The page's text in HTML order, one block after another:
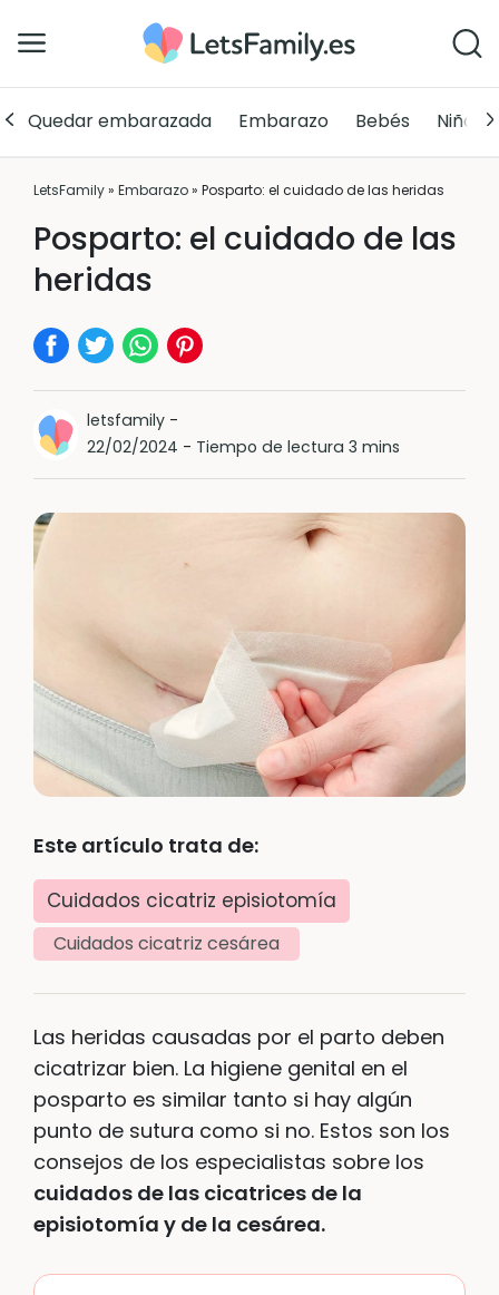
Quedar embarazada Embarazo Bebés Niños
LetsFamily» Embarazo» Posparto: el cuidado de las heridas
Posparto: el cuidado de las
heridas
letsfamily-
22/02/2024 - Tiempo de lectura 3 mins
Este artículo trata de:
Cuidados cicatriz episiotomía
Cuidados cicatriz cesárea
Las heridas causadas por el parto deben
cicatrizar bien. La higiene genital en el
posparto es similar tanto si hay algún
punto de sutura como si no. Estos son los
consejos de los especialistas sobre los
cuidados de las cicatrices de la
episiotomía y de la cesárea.